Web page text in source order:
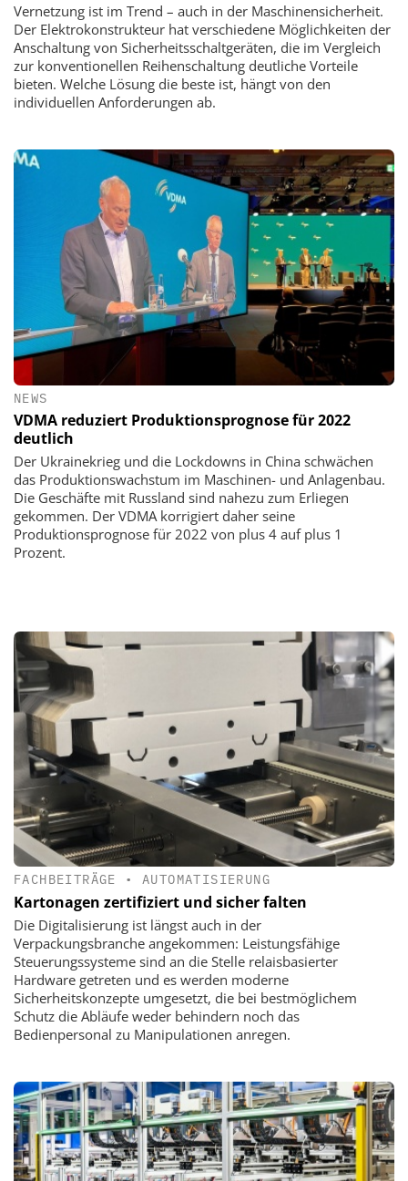
Vernetzung ist im Trend – auch in der Maschinensicherheit.
Der Elektrokonstrukteur hat verschiedene Möglichkeiten der
Anschaltung von Sicherheitsschaltgeräten, die im Vergleich
zur konventionellen Reihenschaltung deutliche Vorteile
bieten. Welche Lösung die beste ist, hängt von den
individuellen Anforderungen ab.
NEWS
VDMA reduziert Produktionsprognose für 2022
deutlich
Der Ukrainekrieg und die Lockdowns in China schwächen
das Produktionswachstum im Maschinen- und Anlagenbau.
Die Geschäfte mit Russland sind nahezu zum Erliegen
gekommen. Der VDMA korrigiert daher seine
Produktionsprognose für 2022 von plus 4 auf plus 1
Prozent.
FACHBEITRÄGE •AUTOMATISIERUNG
Kartonagen zertifiziert und sicher falten
Die Digitalisierung ist längst auch in der
Verpackungsbranche angekommen: Leistungsfähige
Steuerungssysteme sind an die Stelle relaisbasierter
Hardware getreten und es werden moderne
Sicherheitskonzepte umgesetzt, die bei bestmöglichem
Schutz die Abläufe weder behindern noch das
Bedienpersonal zu Manipulationen anregen.